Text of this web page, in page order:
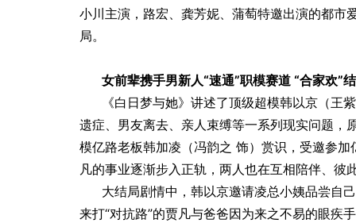
小川主演，路宏、龚芳妮、蒲萄特邀出演的都市
局。
女前辈携手男新人“速通”职模赛道 “合家欢”
《白日梦与她》讲述了顶级超模韩以京（王
遗症、男友离去、亲人束缚等一系列现实问题，
模亿路老板韩加凌（冯韵之 饰）赏识，受邀参
凡的事业逐渐步入正轨，两人也在互相陪伴、彼
大结局剧情中，韩以京邀请凌总小姨品尝自
来打“对抗路”的贾凡与爸爸因为来之不易的眼疾
的高端可持续进阶之路